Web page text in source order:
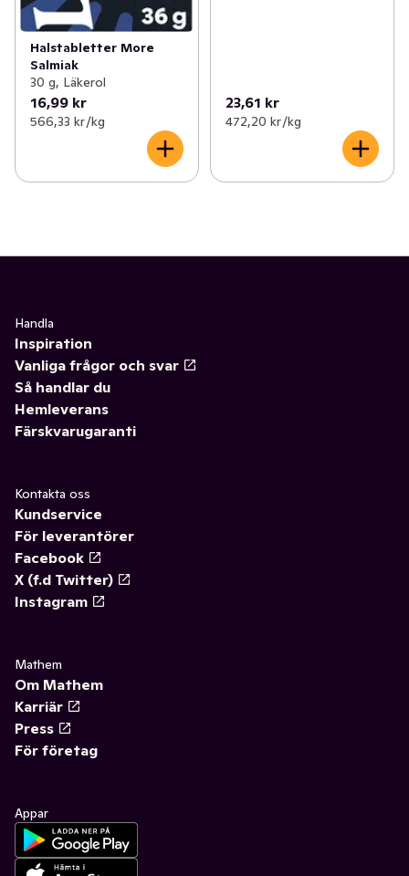
Halstabletter More
Salmiak
30 g, Läkerol
16,99 kr
566,33 kr /kg
23,61 kr
472,20 kr /kg
Handla
Inspiration
Vanliga frågor och svar
Så handlar du
Hemleverans
Färskvarugaranti
Kontakta oss
Kundservice
För leverantörer
Facebook
X (f.d Twitter)
Instagram
Mathem
Om Mathem
Karriär
Press
För företag
Appar